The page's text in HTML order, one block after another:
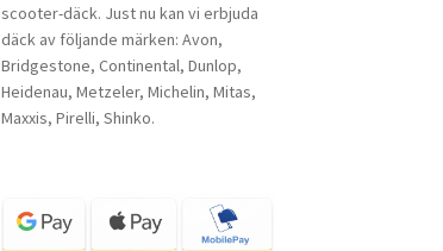
scooter-däck. Just nu kan vi erbjuda
däck av följande märken: Avon,
Bridgestone, Continental, Dunlop,
Heidenau, Metzeler, Michelin, Mitas,
Maxxis, Pirelli, Shinko.